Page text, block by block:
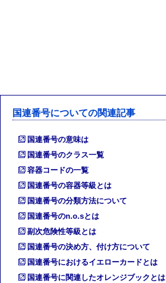
国連番号についての関連記事
国連番号の意味は
国連番号のクラス一覧
容器コードの一覧
国連番号の容器等級とは
国連番号の分類方法について
国連番号のn.o.sとは
副次危険性等級とは
国連番号の決め方、付け方について
国連番号におけるイエローカードとは
国連番号に関連したオレンジブックとは